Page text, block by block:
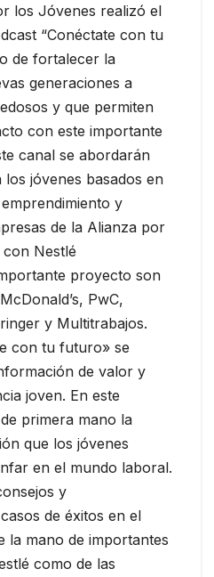
los Jóvenes realizó el
“Conéctate con tu
de fortalecer la
generaciones a
y que permiten
con este importante
canal se abordarán
jóvenes basados en
y
de la Alianza por
Nestlé
proyecto son
PwC,
y Multitrabajos.
con tu futuro» se
de valor y
joven. En este
primera mano la
que los jóvenes
en el mundo laboral.
y
de éxitos en el
la mano de importantes
como de las